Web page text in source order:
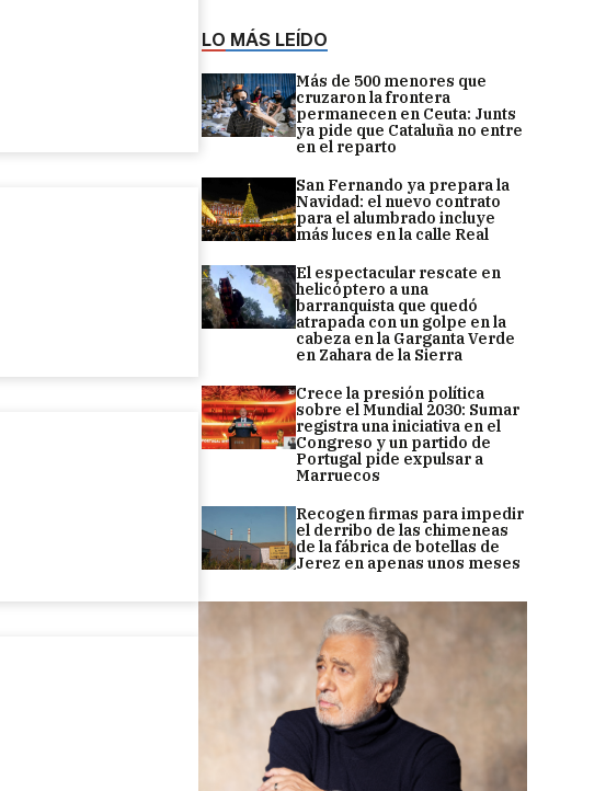
LO MÁS LEÍDO
Más de 500 menores que
cruzaron la frontera
permanecen en Ceuta: Junts
ya pide que Cataluña no entre
en el reparto
San Fernando ya prepara la
Navidad: el nuevo contrato
para el alumbrado incluye
más luces en la calle Real
El espectacular rescate en
helicóptero a una
barranquista que quedó
atrapada con un golpe en la
cabeza en la Garganta Verde
en Zahara de la Sierra
Crece la presión política
sobre el Mundial 2030: Sumar
registra una iniciativa en el
Congreso y un partido de
Portugal pide expulsar a
Marruecos
Recogen firmas para impedir
el derribo de las chimeneas
de la fábrica de botellas de
Jerez en apenas unos meses